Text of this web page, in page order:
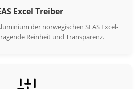
Excel Treiber
der norwegischen SEAS Excel-
Reinheit und Transparenz.